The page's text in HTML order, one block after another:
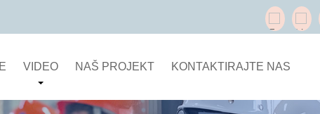
VIDEO NAŠ PROJEKT KONTAKTIRAJTE NAS